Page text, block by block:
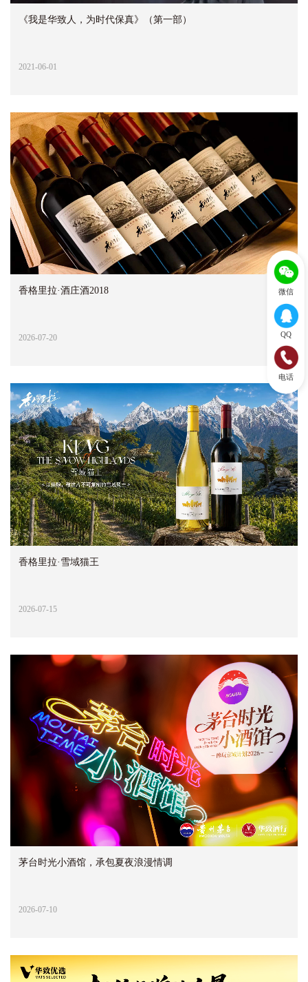
《我是华致人，为时代保真》（第一部）
2021-06-01
香格里拉·酒庄酒2018
2026-07-20
香格里拉·雪域猫王
2026-07-15
茅台时光小酒馆，承包夏夜浪漫情调
2026-07-10
微信
QQ
电话